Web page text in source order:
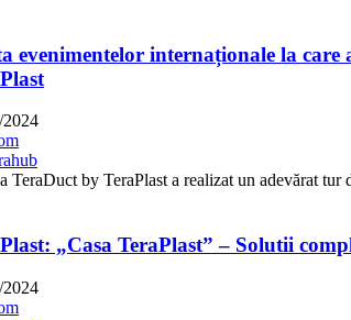
evenimentelor internaționale la
TeraDuct by TeraPlast a realizat un adevărat
„Casa TeraPlast” – Solutii
2024